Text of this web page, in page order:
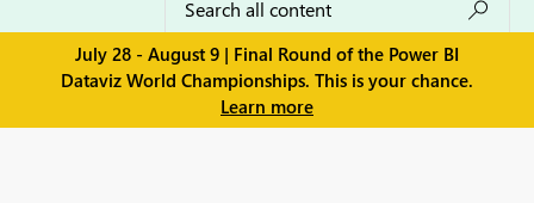
July 28 - August 9 | Final Round of the Power BI
Dataviz World Championships. This is your chance.
Learn more